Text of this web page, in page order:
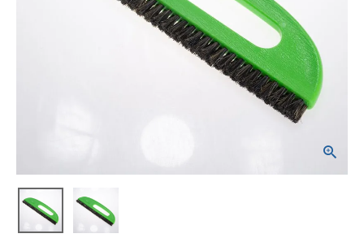
¥770